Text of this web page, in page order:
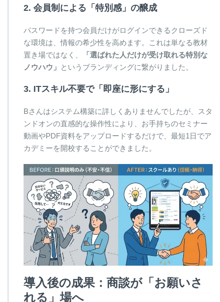
2. 会員制による「特別感」の醸成
パスワードを持つ会員だけがログインできるクローズド
な環境は、情報の希少性を高めます。これは単なる教材
置き場ではなく、
「選ばれた人だけが受け取れる特別な
ノウハウ」 というブランディングに繋がりました。
3. ITスキル不要で「即座に形にする」
Bさんはシステム構築に詳しくありませんでしたが、スタ
ンドオンの直感的な操作性により、お手持ちのセミナー
動画やPDF資料をアップロードするだけで、最短1日でア
カデミーを開校することができました。
導入後の成果：商談が「お願いさ
れる」場へ